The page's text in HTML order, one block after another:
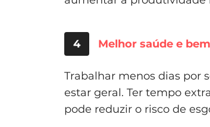
4 Melhor saúde e
Trabalhar menos dias por
estar geral. Ter tempo
pode reduzir o risco de